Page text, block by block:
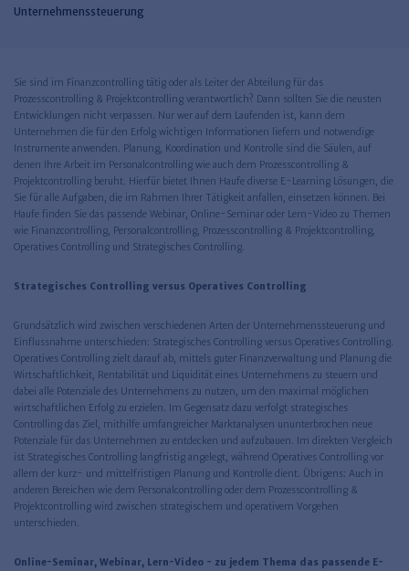
Unternehmenssteuerung
Sie sind im Finanzcontrolling tätig oder als Leiter der Abteilung für das
Prozesscontrolling & Projektcontrolling verantwortlich? Dann sollten Sie die neusten
Entwicklungen nicht verpassen. Nur wer auf dem Laufenden ist, kann dem
Unternehmen die für den Erfolg wichtigen Informationen liefern und notwendige
Instrumente anwenden. Planung, Koordination und Kontrolle sind die Säulen, auf
denen Ihre Arbeit im Personalcontrolling wie auch dem Prozesscontrolling &
Projektcontrolling beruht. Hierfür bietet Ihnen Haufe diverse E-Learning Lösungen, die
Sie für alle Aufgaben, die im Rahmen Ihrer Tätigkeit anfallen, einsetzen können. Bei
Haufe finden Sie das passende Webinar, Online-Seminar oder Lern-Video zu Themen
wie Finanzcontrolling, Personalcontrolling, Prozesscontrolling & Projektcontrolling,
Operatives Controlling und Strategisches Controlling.
Strategisches Controlling versus Operatives Controlling
Grundsätzlich wird zwischen verschiedenen Arten der Unternehmenssteuerung und
Einflussnahme unterschieden: Strategisches Controlling versus Operatives Controlling.
Operatives Controlling zielt darauf ab, mittels guter Finanzverwaltung und Planung die
Wirtschaftlichkeit, Rentabilität und Liquidität eines Unternehmens zu steuern und
dabei alle Potenziale des Unternehmens zu nutzen, um den maximal möglichen
wirtschaftlichen Erfolg zu erzielen. Im Gegensatz dazu verfolgt strategisches
Controlling das Ziel, mithilfe umfangreicher Marktanalysen ununterbrochen neue
Potenziale für das Unternehmen zu entdecken und aufzubauen. Im direkten Vergleich
ist Strategisches Controlling langfristig angelegt, während Operatives Controlling vor
allem der kurz- und mittelfristigen Planung und Kontrolle dient. Übrigens: Auch in
anderen Bereichen wie dem Personalcontrolling oder dem Prozesscontrolling &
Projektcontrolling wird zwischen strategischem und operativem Vorgehen
unterschieden.
Online-Seminar, Webinar, Lern-Video - zu jedem Thema das passende E-